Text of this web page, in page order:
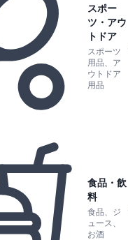
スポー
ツ・アウ
トドア
スポーツ
用品、ア
ウトドア
用品
食品・飲
料
食品、ジ
ュース、
お酒